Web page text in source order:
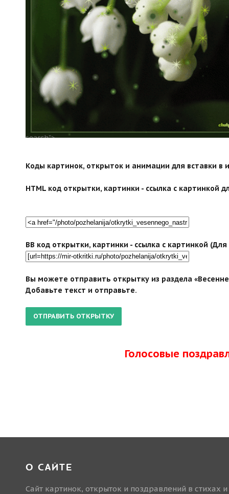
search">
Коды картинок, открыток и анимации для вставки в
HTML код открытки, картинки - ссылка с картинкой
BB код открытки, картинки - ссылка с картинкой
Вы можете отправить открытку из раздела
Добавьте текст и отправьте.
Голосовые
О САЙТЕ
Сайт картинок, открыток и поздравлений в стихах и